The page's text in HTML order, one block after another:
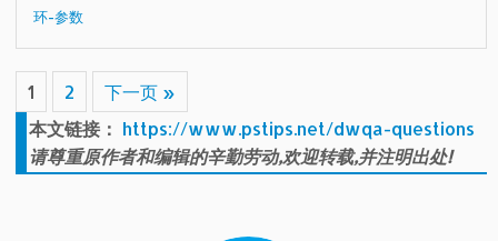
环-参数
1 2
下一页 »
本文链接： https://www.pstips.net/dwqa-questions
请尊重原作者和编辑的辛勤劳动,欢迎转载,并注明出处!